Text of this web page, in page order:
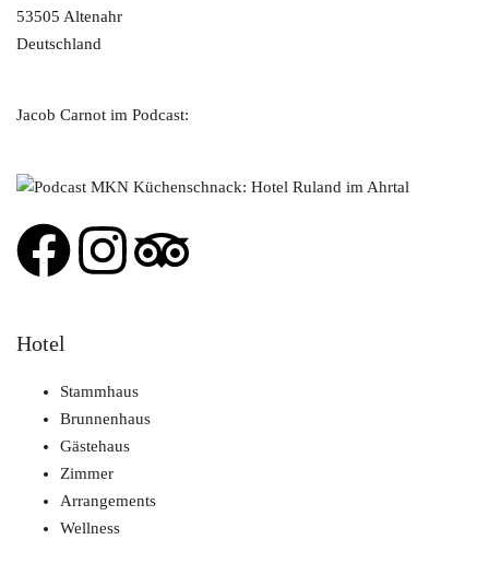
53505 Altenahr
Deutschland
Jacob Carnot im Podcast:
Hotel
Stammhaus
Brunnenhaus
Gästehaus
Zimmer
Arrangements
Wellness